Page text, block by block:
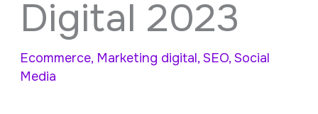
Digital 2023
Ecommerce, Marketing digital,SEO,Social
Media